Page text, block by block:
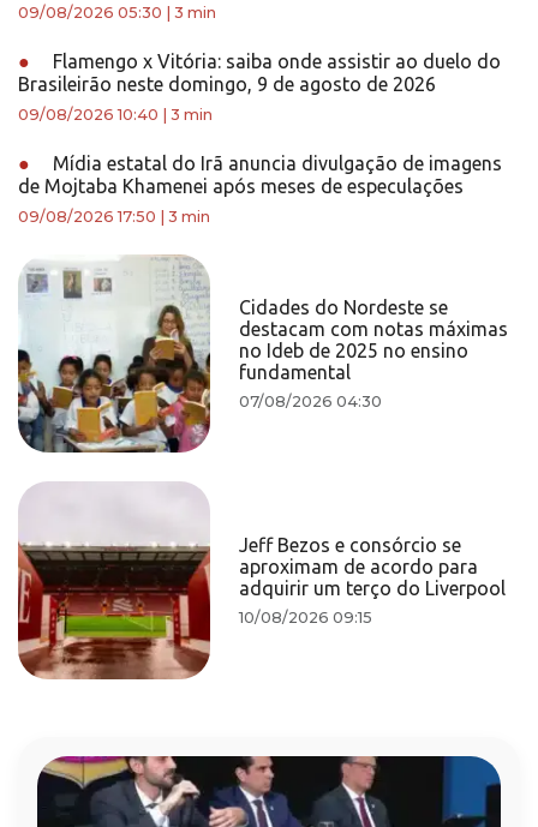
09/08/2026 05:30 3 min
●
Flamengo x Vitória: saiba onde assistir ao duelo do
Brasileirão neste domingo, 9 de agosto de 2026
09/08/2026 10:40 3 min
●
Mídia estatal do Irã anuncia divulgação de imagens
de Mojtaba Khamenei após meses de especulações
09/08/2026 17:50 3 min
Cidades do Nordeste se
destacam com notas máximas
no Ideb de 2025 no ensino
fundamental
07/08/2026 04:30
Jeff Bezos e consórcio se
aproximam de acordo para
adquirir um terço do Liverpool
10/08/2026 09:15